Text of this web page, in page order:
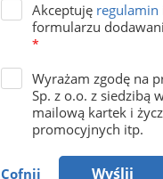
Akceptuję regulamin
formularzu
*
Wyrażam zgodę na
Sp. z o.o. z siedzibą
mailową kartek i
promocyjnych itp.
Cofnij Wyślij